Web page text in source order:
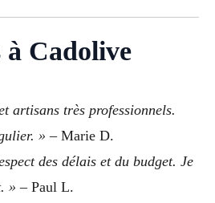
à Cadolive
artisans très professionnels.
» – Marie D.
des délais et du budget. Je
» – Paul L.